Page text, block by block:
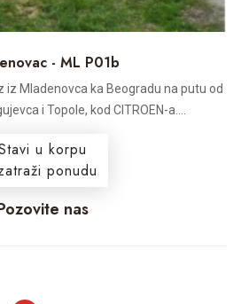
- ML P01b
iz Mladenovca ka Beogradu na putu od
i Topole, kod CITROEN-a....
u korpu
ponudu
nas